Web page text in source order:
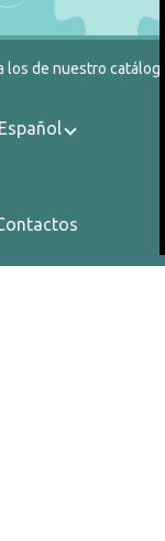
de nuestro catálogo.
Español